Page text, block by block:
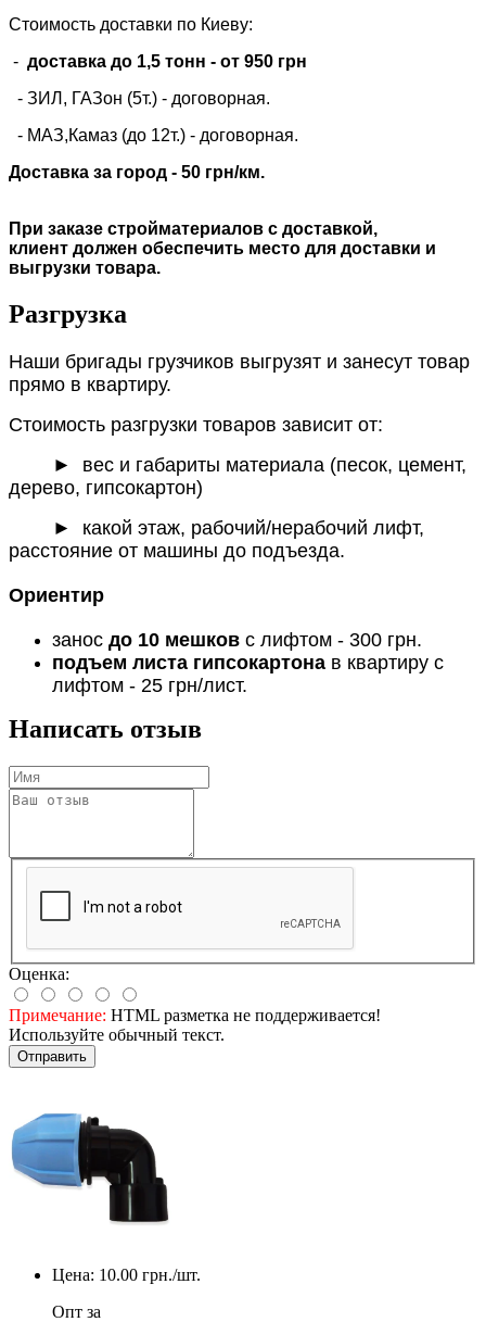
Стоимость доставки по Киеву:
- доставка до 1,5 тонн - от 950 грн
- ЗИЛ, ГАЗон (5т.) - договорная.
- МАЗ,Камаз (до 12т.) - договорная.
Доставка за город - 50 грн/км.
При заказе стройматериалов с доставкой,
клиент должен обеспечить место для доставки и
выгрузки товара.
Разгрузка
Наши бригады грузчиков выгрузят и занесут товар
прямо в квартиру.
Стоимость разгрузки товаров зависит от:
►
вес и габариты материала (песок, цемент,
дерево, гипсокартон)
► какой этаж, рабочий/нерабочий лифт,
расстояние от машины до подъезда.
Ориентир
занос до 10 мешков с лифтом - 300 грн.
подъем листа гипсокартона в квартиру с
лифтом - 25 грн/лист.
Написать отзыв
Оценка:
Примечание: HTML разметка не поддерживается!
Используйте обычный текст.
Отправить
Цена: 10.00 грн./шт.
Опт за